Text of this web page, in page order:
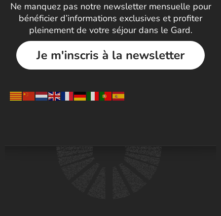
Ne manquez pas notre newsletter mensuelle pour
bénéficier d’informations exclusives et profiter
pleinement de votre séjour dans le Gard.
Je m'inscris à la newsletter